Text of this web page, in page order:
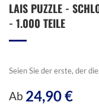
Anfang
der
LAIS PUZZLE -
1.000 TEILE
Seien Sie der erste, der
Ab 24,90 €